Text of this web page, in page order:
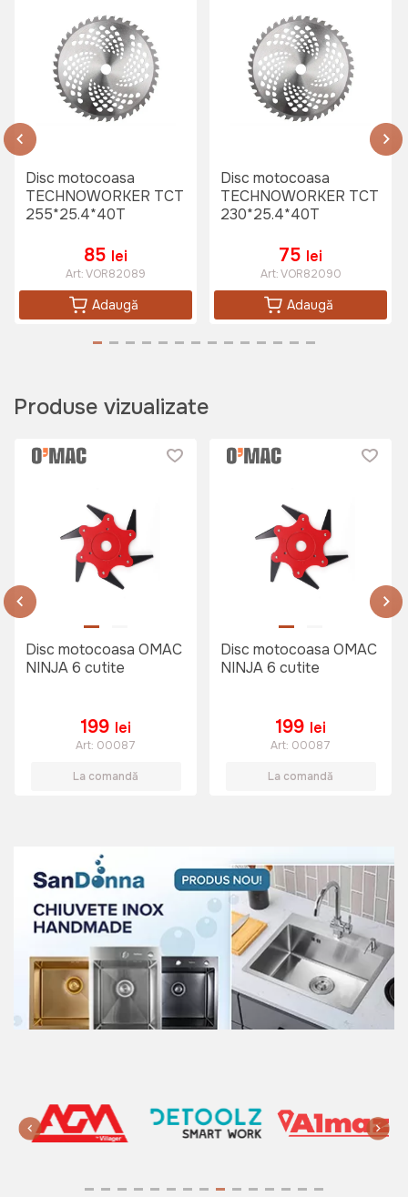
Disc motocoasa
TECHNOWORKER TCT
255*25.4*40T
85 lei
Art:VOR82089
Adaugă
Disc motocoasa
TECHNOWORKER TCT
230*25.4*40T
75 lei
Art:VOR82090
Adaugă
Produse vizualizate
Disc motocoasa OMAC
NINJA 6 cutite
199 lei
Art: 00087
La comandă
Disc motocoasa OMAC
NINJA 6 cutite
199 lei
Art: 00087
La comandă